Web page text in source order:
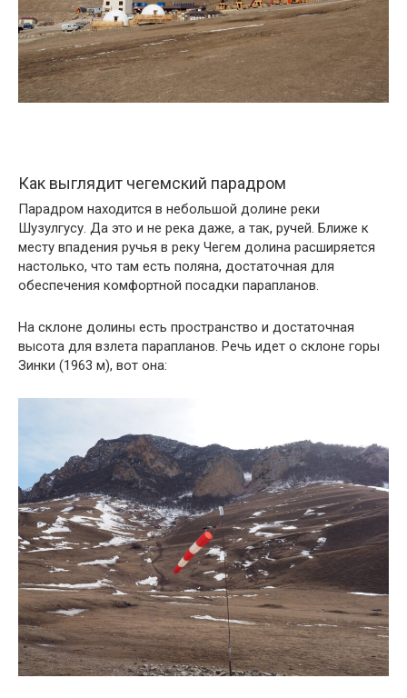
Как выглядит чегемский парадром
Парадром находится в небольшой долине реки
Шузулгусу. Да это и не река даже, а так, ручей. Ближе к
месту впадения ручья в реку Чегем долина расширяется
настолько, что там есть поляна, достаточная для
обеспечения комфортной посадки парапланов.
На склоне долины есть пространство и достаточная
высота для взлета парапланов. Речь идет о склоне горы
Зинки (1963 м), вот она: